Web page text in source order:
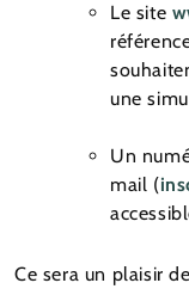
Le site
une
Un
mail (
Ce sera un plaisir